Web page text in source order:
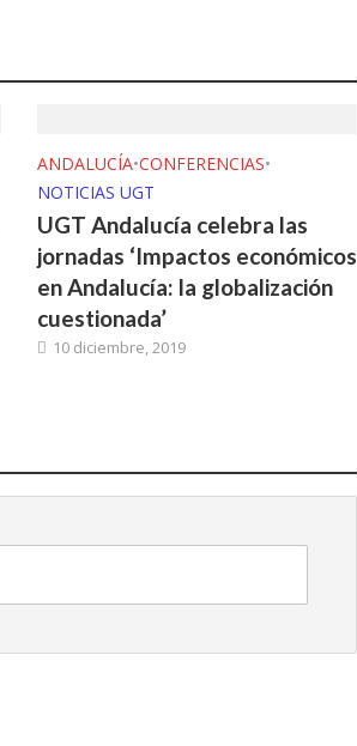
ANDALUCÍA•CONFERENCIAS•
NOTICIAS UGT
UGT Andalucía celebra las
jornadas ‘Impactos económicos
en Andalucía: la globalización
cuestionada’
10 diciembre, 2019